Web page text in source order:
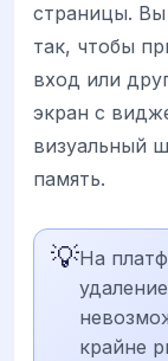
страницы. Вы
так, чтобы
вход или
экран с
визуальный
память.
💡На
крайне